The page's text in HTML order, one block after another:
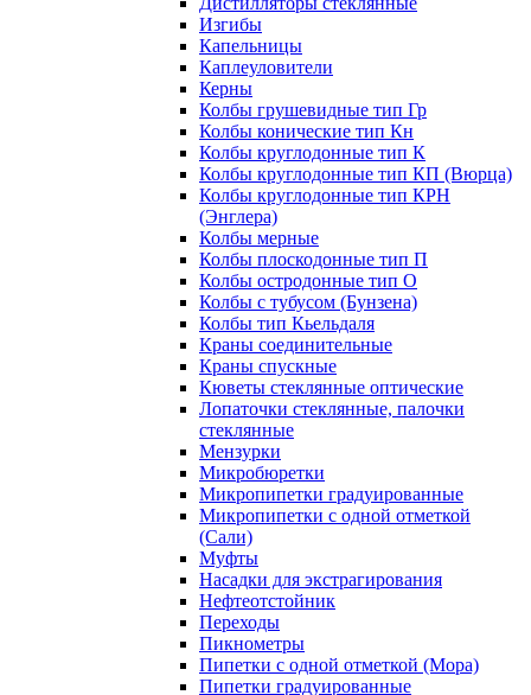
Изгибы
Капельницы
Каплеуловители
Керны
Колбы грушевидные тип Гр
Колбы конические тип Кн
Колбы круглодонные тип К
Колбы круглодонные тип КП (Вюрца)
Колбы круглодонные тип КРН
(Энглера)
Колбы мерные
Колбы плоскодонные тип П
Колбы остродонные тип О
Колбы с тубусом (Бунзена)
Колбы тип Кьельдаля
Краны соединительные
Краны спускные
Кюветы стеклянные оптические
Лопаточки стеклянные, палочки
стеклянные
Мензурки
Микробюретки
Микропипетки градуированные
Микропипетки с одной отметкой
(Сали)
Муфты
Насадки для экстрагирования
Нефтеотстойник
Переходы
Пикнометры
Пипетки с одной отметкой (Мора)
Пипетки градуированные